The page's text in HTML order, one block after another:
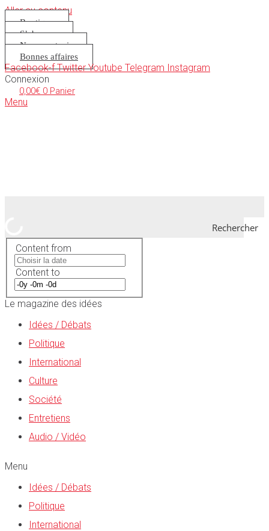
Aller au contenu
Boutique
S’abonner
Nous soutenir
Bonnes affaires
Facebook-f Twitter Youtube Telegram Instagram
Connexion
0,00€ 0 Panier
Menu
Rechercher
Content from
Content to
Le magazine des idées
Idées / Débats
Politique
International
Culture
Société
Entretiens
Audio / Vidéo
Menu
Idées / Débats
Politique
International